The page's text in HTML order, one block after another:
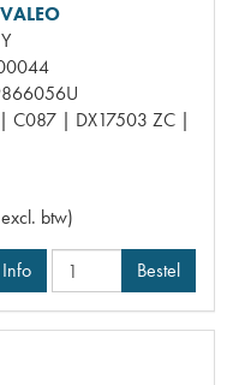
C087 | DX17503 ZC |
btw)
Info Bestel